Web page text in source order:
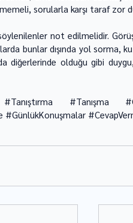
sorularla karşı taraf zor
not edilmelidir.
bunlar dışında yol sorma,
diğerlerinde olduğu gibi
#Tanıştırma #Tanışma
#GünlükKonuşmalar